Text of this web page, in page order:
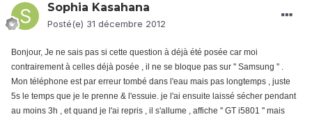
Sophia Kasahana
Posté(e) 31 décembre 2012
Bonjour, Je ne sais pas si cette question à déjà été posée car moi
contrairement à celles déjà posée , il ne se bloque pas sur '' Samsung '' .
Mon téléphone est par erreur tombé dans l'eau mais pas longtemps , juste
5s le temps que je le prenne & l'essuie. je l'ai ensuite laissé sécher pendant
au moins 3h , et quand je l'ai repris , il s'allume , affiche '' GT i5801 '' mais